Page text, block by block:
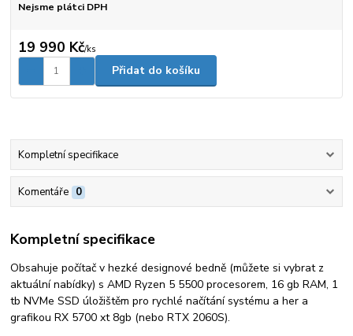
Nejsme plátci DPH
19 990 Kč/ks
Přidat do košíku
Kompletní specifikace
Komentáře 0
Kompletní specifikace
Obsahuje počítač v hezké designové bedně (můžete si vybrat z
aktuální nabídky) s AMD Ryzen 5 5500 procesorem, 16 gb RAM, 1
tb NVMe SSD úložištěm pro rychlé načítání systému a her a
grafikou RX 5700 xt 8gb (nebo RTX 2060S).